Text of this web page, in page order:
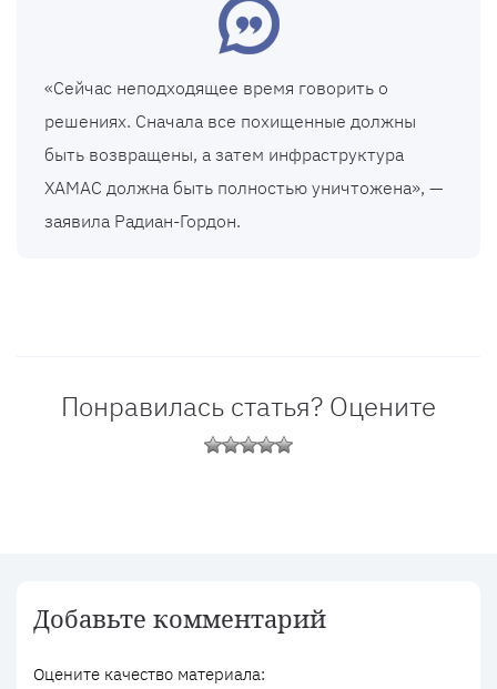
«Сейчас неподходящее время говорить о
решениях. Сначала все похищенные должны
быть возвращены, а затем инфраструктура
ХАМАС должна быть полностью уничтожена», —
заявила Радиан-Гордон.
Понравилась статья? Оцените
Добавьте комментарий
Оцените качество материала: